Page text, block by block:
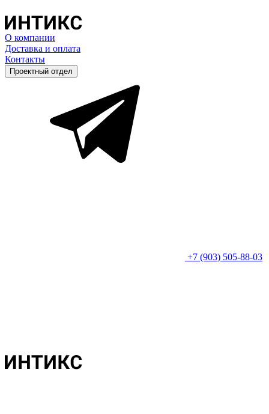
О компании
Доставка и оплата
Контакты
Проектный отдел
+7 (903) 505-88-03